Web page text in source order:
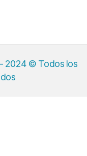
- 2024 © Todos los